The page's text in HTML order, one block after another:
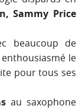
Sammy Price
beaucoup de
le
pour tous ses
au saxophone